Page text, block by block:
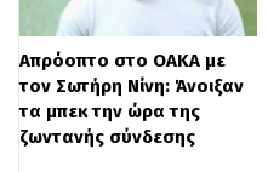
ΤΟ ΠΡΩΙΝΟ
ΜΕΣΗΜΕΡΙ ΜΕ
ΤΟΝ ΓΙΩΡΓΟ
Απρόοπτο στο ΟΑΚΑ με
τον Σωτήρη Νίνη: Άνοιξαν
τα μπεκ την ώρα της
ζωντανής σύνδεσης